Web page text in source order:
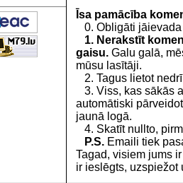
Īsa pamācība
0. Obligāti jāievada
1. Nerakstīt
gaisu. Galu galā,
mūsu lasītāji.
2. Tagus lietot
3. Viss, kas sākās
automātiski
jaunā logā.
4. Skatīt nullto,
P.S. Emaili tiek
Tagad, visiem jums
ir ieslēgts, uzspiežot